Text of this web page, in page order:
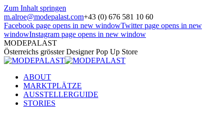
Zum Inhalt springen
m.alroe@modepalast.com+43 (0) 676 581 10 60
Facebook page opens in new windowTwitter page opens in new
windowInstagram page opens in new window
MODEPALAST
Österreichs grösster Designer Pop Up Store
ABOUT
MARKTPLÄTZE
AUSSTELLERGUIDE
STORIES